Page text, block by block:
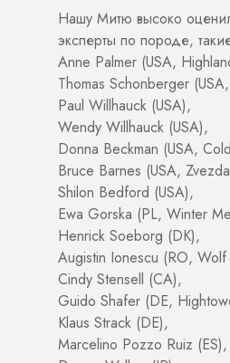
Нашу Митю высоко
эксперты по породе,
Anne Palmer (USA,
Thomas Schonberger
Paul Willhauck (USA),
Wendy Willhauck (USA),
Donna Beckman (USA,
Bruce Barnes (USA,
Shilon Bedford (USA),
Ewa Gorska (PL, Winter
Henrick Soeborg (DK),
Augistin Ionescu (RO, Wolf
Cindy Stensell (CA),
Guido Shafer (DE,
Klaus Strack (DE),
Marcelino Pozzo Ruiz (ES),